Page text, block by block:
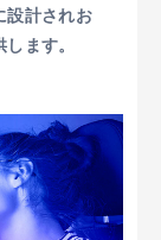
設計されお
ます。